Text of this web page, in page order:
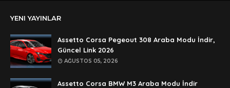
şifre ?
Anonymous
şifre ögrenebilirmiyim
Anonymous
🥰🥰🥰
YENI YAYINLAR
Assetto Corsa Pegeout 308 Araba Modu İndir,
Güncel Link 2026
AĞUSTOS 05, 2026
Assetto Corsa BMW M3 Araba Modu İndir